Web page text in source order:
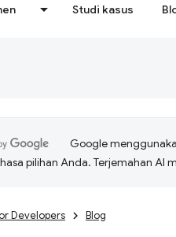
Studi kasus
Google
pilihan Anda. Terjemahan AI
Developers Blog